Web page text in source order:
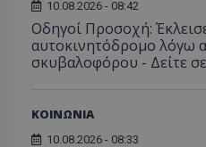
10.08.2026 - 08:42
Οδηγοί Προσοχή:
αυτοκινητόδρομο λόγω
σκυβαλοφόρου - Δείτε
ΚΟΙΝΩΝΙΑ
10.08.2026 - 08:33